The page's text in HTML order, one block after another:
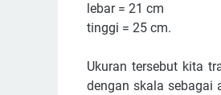
lebar = 21 cm
tinggi = 25 cm.
Ukuran tersebut kita
dengan skala sebagai